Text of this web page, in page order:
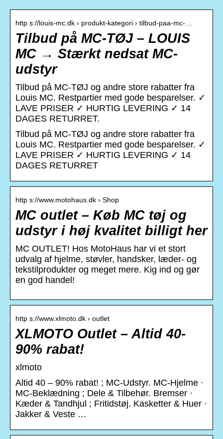
http s://louis-mc.dk › produkt-kategori › tilbud-paa-mc-…
Tilbud på MC-TØJ – LOUIS
MC → Stærkt nedsat MC-
udstyr
Tilbud på MC-TØJ og andre store rabatter fra
Louis MC. Restpartier med gode besparelser. ✓
LAVE PRISER ✓ HURTIG LEVERING ✓ 14
DAGES RETURRET.
Tilbud på MC-TØJ og andre store rabatter fra
Louis MC. Restpartier med gode besparelser. ✓
LAVE PRISER ✓ HURTIG LEVERING ✓ 14
DAGES RETURRET
http s://www.motohaus.dk › Shop
MC outlet – Køb MC tøj og
udstyr i høj kvalitet billigt her
MC OUTLET! Hos MotoHaus har vi et stort
udvalg af hjelme, støvler, handsker, læder- og
tekstilprodukter og meget mere. Kig ind og gør
en god handel!
http s://www.xlmoto.dk › outlet
XLMOTO Outlet – Altid 40-
90% rabat!
xlmoto
Altid 40 – 90% rabat! ; MC-Udstyr. MC-Hjelme ·
MC-Beklædning ; Dele & Tilbehør. Bremser ·
Kæder & Tandhjul ; Fritidstøj. Kasketter & Huer ·
Jakker & Veste …